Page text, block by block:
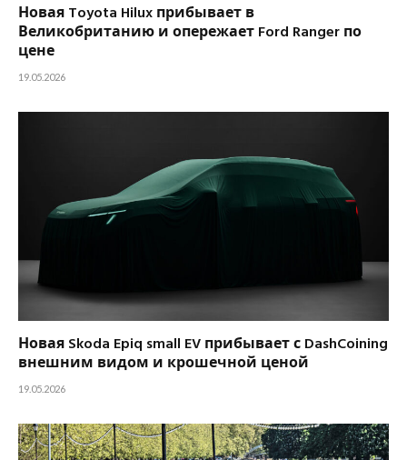
Новая Toyota Hilux прибывает в
Великобританию и опережает Ford Ranger по
цене
19.05.2026
Новая Skoda Epiq small EV прибывает с DashCoining
внешним видом и крошечной ценой
19.05.2026